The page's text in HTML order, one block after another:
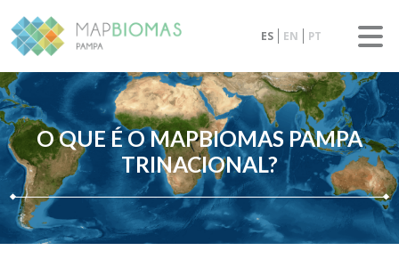
ES EN PT
O QUE É O MAPBIOMAS PAMPA
TRINACIONAL?